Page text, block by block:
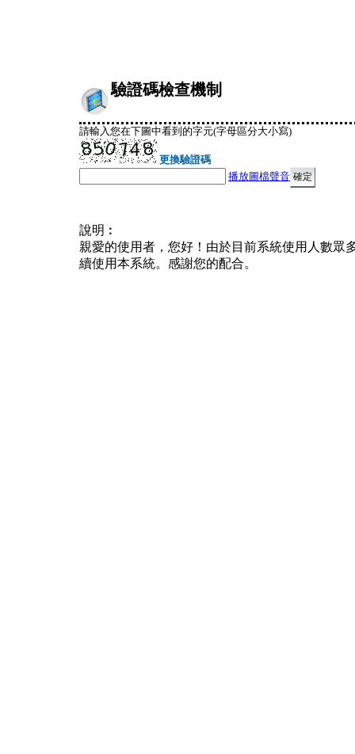
驗證碼檢查機制
請輸入您在下圖中看到的字元(字母區分大小寫)
更換驗證碼
播放圖檔聲音
說明︰
親愛的使用者，您好！由於目前系統使用人數眾
續使用本系統。感謝您的配合。